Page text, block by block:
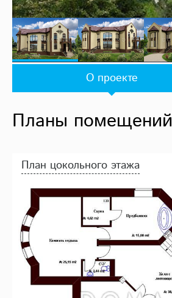
О проекте
Планы помещений
План цокольного этажа